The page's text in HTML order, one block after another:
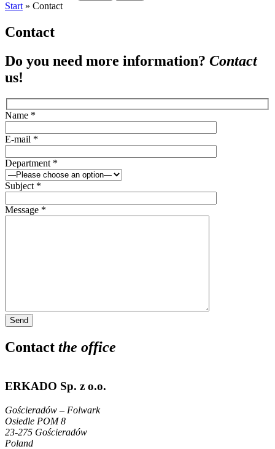
Start » Contact
Contact
Do you need more information? Contact
us!
Name *
E-mail *
Department *
Subject *
Message *
Contact the office
ERKADO Sp. z o.o.
Gościeradów – Folwark
Osiedle POM 8
23-275 Gościeradów
Poland